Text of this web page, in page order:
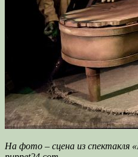
На фото – сцена из спектакля